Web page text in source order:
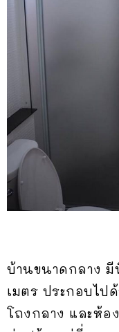
บ้านขนาดกลาง มี
เมตร ประกอบไ
โถงกลาง และห้อ